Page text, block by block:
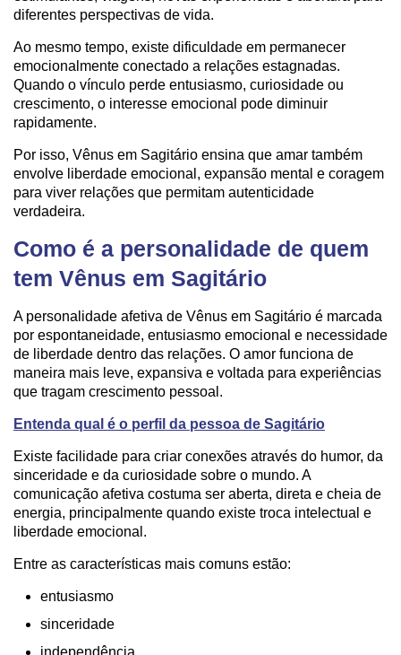
diferentes perspectivas de vida.
Ao mesmo tempo, existe dificuldade em permanecer
emocionalmente conectado a relações estagnadas.
Quando o vínculo perde entusiasmo, curiosidade ou
crescimento, o interesse emocional pode diminuir
rapidamente.
Por isso, Vênus em Sagitário ensina que amar também
envolve liberdade emocional, expansão mental e coragem
para viver relações que permitam autenticidade
verdadeira.
Como é a personalidade de quem
tem Vênus em Sagitário
A personalidade afetiva de Vênus em Sagitário é marcada
por espontaneidade, entusiasmo emocional e necessidade
de liberdade dentro das relações. O amor funciona de
maneira mais leve, expansiva e voltada para experiências
que tragam crescimento pessoal.
Entenda qual é o perfil da pessoa de Sagitário
Existe facilidade para criar conexões através do humor, da
sinceridade e da curiosidade sobre o mundo. A
comunicação afetiva costuma ser aberta, direta e cheia de
energia, principalmente quando existe troca intelectual e
liberdade emocional.
Entre as características mais comuns estão:
entusiasmo
sinceridade
independência